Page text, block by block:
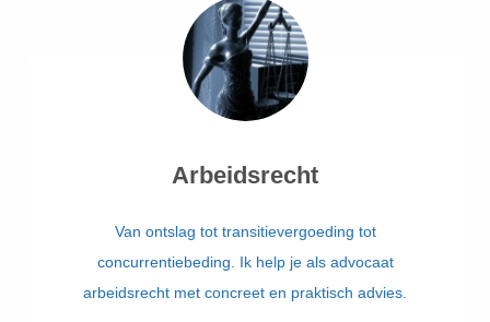
Arbeidsrecht
Van ontslag tot transitievergoeding tot
concurrentiebeding. Ik help je als advocaat
arbeidsrecht met concreet en praktisch advies.